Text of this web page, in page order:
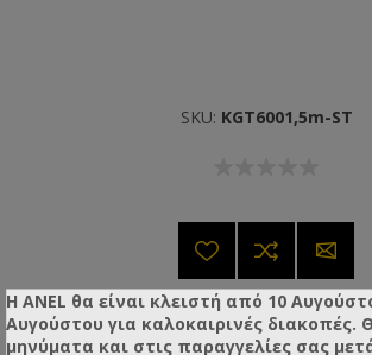
SKU: KGT6001,5m-ST
Η ANEL θα είναι κλειστή από 10
Αυγούστου για καλοκαιρινές
μηνύματα και στις παραγγελίες σας